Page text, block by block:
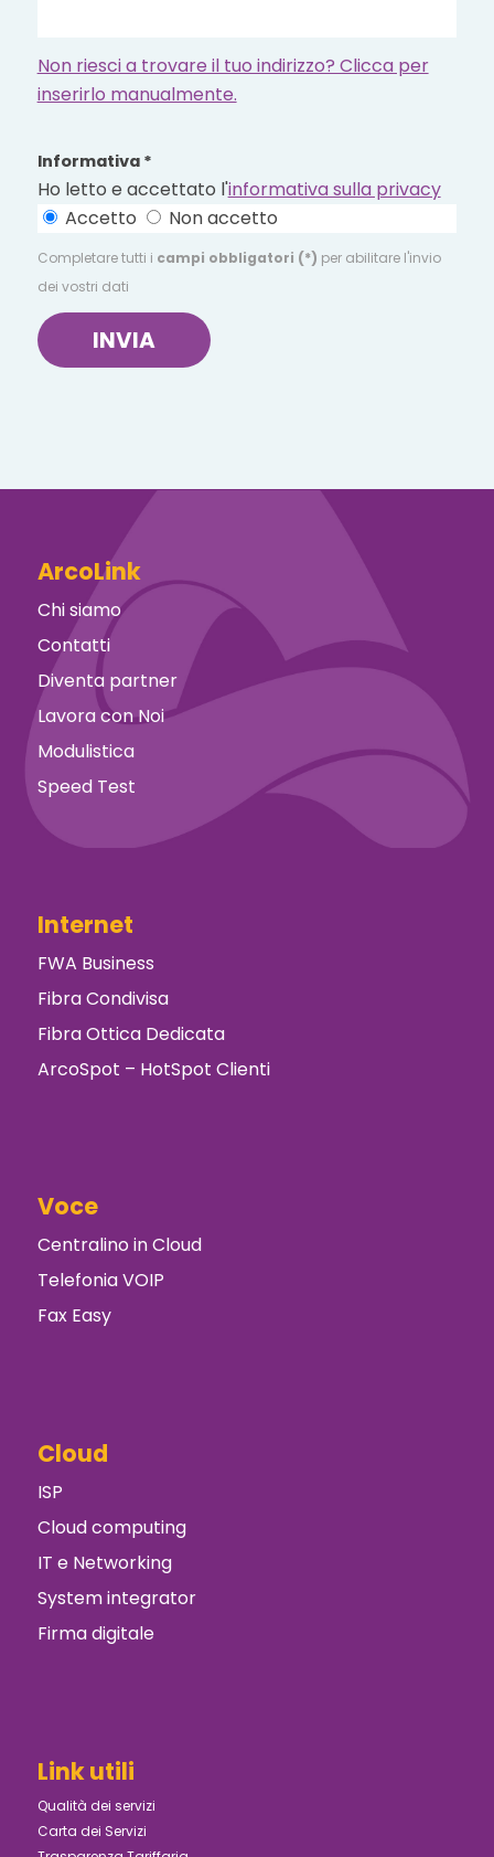
Non riesci a trovare il tuo indirizzo? Clicca per
inserirlo manualmente.
Informativa *
Ho letto e accettato l'informativa sulla privacy
Accetto
Non accetto
Completare tutti i campi obbligatori (*) per abilitare l'invio
dei vostri dati
INVIA
ArcoLink
Chi siamo
Contatti
Diventa partner
Lavora con Noi
Modulistica
Speed Test
Internet
FWA Business
Fibra Condivisa
Fibra Ottica Dedicata
ArcoSpot – HotSpot Clienti
Voce
Centralino in Cloud
Telefonia VOIP
Fax Easy
Cloud
ISP
Cloud computing
IT e Networking
System integrator
Firma digitale
Link utili
Qualità dei servizi
Carta dei Servizi